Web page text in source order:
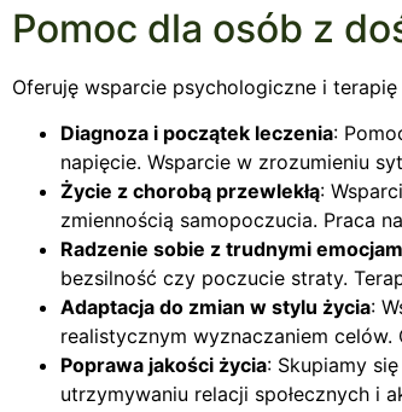
Pomoc dla osób z
Oferuję wsparcie psychologiczne i
Diagnoza i początek leczenia:
napięcie. Wsparcie w zrozumieniu
Życie z chorobą przewlekłą:
zmiennością samopoczucia. Praca
Radzenie sobie z trudnymi
bezsilność czy poczucie straty.
Adaptacja do zmian w stylu życia:
realistycznym wyznaczaniem
Poprawa jakości życia: Skupiamy
utrzymywaniu relacji społecznych i